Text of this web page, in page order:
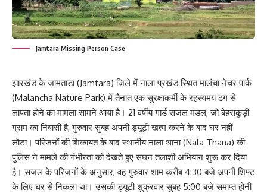
Jamtara Missing Person Case
झारखंड के जामताड़ा (Jamtara) जिले में नाला प्रखंड स्थित मालंचा नेचर पार्क
(Malancha Nature Park) में तैनात एक सुरक्षाकर्मी के रहस्यमय ढंग से
लापता होने का मामला सामने आया है। 21 वर्षीय गार्ड सजल मंडल, जो बेहराकूड़ी
ग्राम का निवासी है, गुरुवार सुबह अपनी ड्यूटी खत्म करने के बाद घर नहीं
लौटा। परिजनों की शिकायत के बाद स्थानीय नाला थाना (Nala Thana) की
पुलिस ने मामले की गंभीरता को देखते हुए सघन तलाशी अभियान शुरू कर दिया
है। सजल के परिजनों के अनुसार, वह गुरुवार शाम करीब 4:30 बजे अपनी शिफ्ट
के लिए घर से निकला था। उसकी ड्यूटी शुक्रवार सुबह 5:00 बजे समाप्त होनी